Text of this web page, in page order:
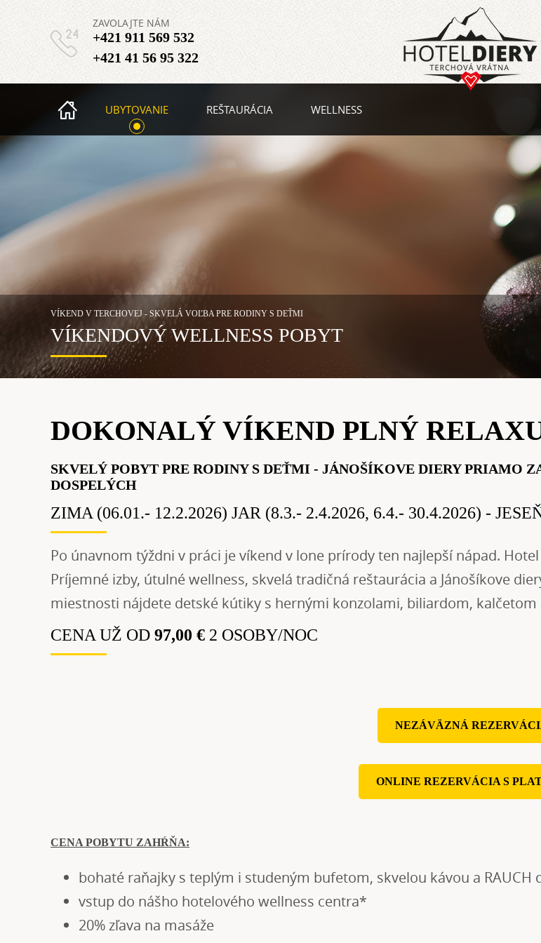
ZAVOLAJTE NÁM
+421 911 569 532
+421 41 56 95 322
UBYTOVANIE REŠTAURÁCIA WELLNESS
VÍKEND V TERCHOVEJ - SKVELÁ VOĽBA PRE RODINY S DEŤMI
VÍKENDOVÝ WELLNESS POBYT
DOKONALÝ VÍKEND PLNÝ
SKVELÝ POBYT PRE RODINY S DEŤMI - JÁNOŠÍKOVE DIERY PRIAMO
DOSPELÝCH
ZIMA (06.01.- 12.2.2026) JAR (8.3.- 2.4.2026, 6.4.- 30.4.2026) -
Po únavnom týždni v práci je víkend v lone prírody ten najlepší nápad.
Príjemné izby, útulné wellness, skvelá tradičná reštaurácia a Jánošíkove
miestnosti nájdete detské kútiky s hernými konzolami, biliardom,
CENA UŽ OD 97,00 € 2 OSOBY/NOC
NEZÁVÄZNÁ
ONLINE REZERVÁCIA S
CENA POBYTU ZAHŔŇA:
bohaté raňajky s teplým i studeným bufetom, skvelou kávou a RAUCH
vstup do nášho hotelového wellness centra*
20% zľava na masáže